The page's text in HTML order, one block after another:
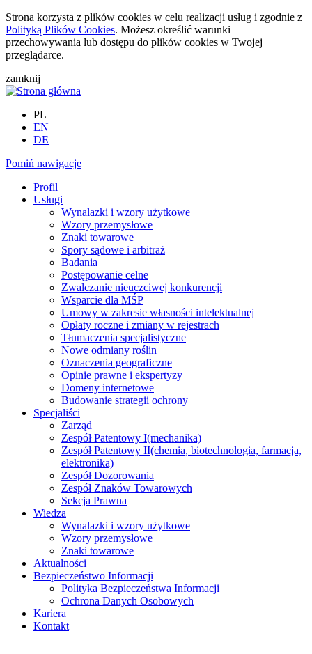
Strona korzysta z plików cookies w celu realizacji usług i zgodnie z
Polityką Plików Cookies. Możesz określić warunki
przechowywania lub dostępu do plików cookies w Twojej
przeglądarce.
zamknij
PL
EN
DE
Pomiń nawigacje
Profil
Usługi
Wynalazki i wzory użytkowe
Wzory przemysłowe
Znaki towarowe
Spory sądowe i arbitraż
Badania
Postępowanie celne
Zwalczanie nieuczciwej konkurencji
Wsparcie dla MŚP
Umowy w zakresie własności intelektualnej
Opłaty roczne i zmiany w rejestrach
Tłumaczenia specjalistyczne
Nowe odmiany roślin
Oznaczenia geograficzne
Opinie prawne i ekspertyzy
Domeny internetowe
Budowanie strategii ochrony
Specjaliści
Zarząd
Zespół Patentowy I(mechanika)
Zespół Patentowy II(chemia, biotechnologia, farmacja,
elektronika)
Zespół Dozorowania
Zespół Znaków Towarowych
Sekcja Prawna
Wiedza
Wynalazki i wzory użytkowe
Wzory przemysłowe
Znaki towarowe
Aktualności
Bezpieczeństwo Informacji
Polityka Bezpieczeństwa Informacji
Ochrona Danych Osobowych
Kariera
Kontakt